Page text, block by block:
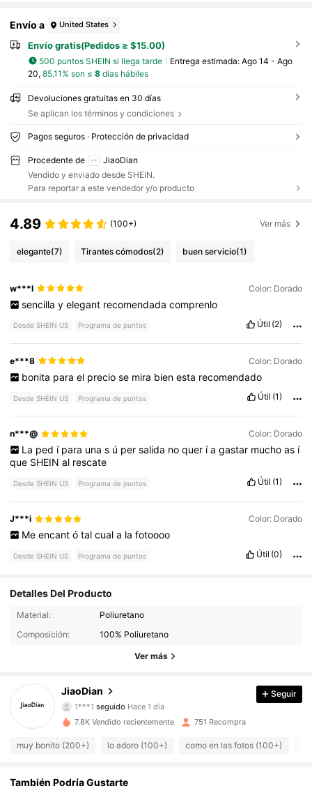
Envío a United States
Envío gratis(Pedidos ≥ $15.00)
500 puntos SHEIN si llega tarde Entrega estimada: Ago 14 - Ago
20, 85.11% son ≤ 8días hábiles
Devoluciones gratuitas en 30 días
Se aplican los términos y condiciones
Pagos seguros · Protección de privacidad
Procedente de
JiaoDian
Vendido y enviado desde SHEIN.
Para reportar a este vendedor y/o producto
4.89 (100+) Ver más
elegante(7) Tirantes cómodos(2) buen servicio(1)
w***l Color: Dorado
sencilla y elegant recomendada comprenlo
Desde SHEIN US Programa de puntos Útil (2)
e***8 Color: Dorado
bonita para el precio se mira bien esta recomendado
Desde SHEIN US Programa de puntos Útil (1)
n***@ Color: Dorado
La ped í para una s ú per salida no quer ía gastar mucho as í
que SHEINal rescate
Desde SHEIN US Programa de puntos Útil (1)
J***i Color: Dorado
Me encant ó tal cual a la fotoooo
Desde SHEIN US Programa de puntos Útil (0)
Detalles Del Producto
Material:
Poliuretano
Composición:
100% Poliuretano
Ver más
JiaoDian
667 Seguidores
4.87 667 Seguidores
Seguir
7.8K Vendido recientemente 751 Recompra
muy bonito (200+) lo adoro (100+) como en las fotos (100+)
También Podría Gustarte